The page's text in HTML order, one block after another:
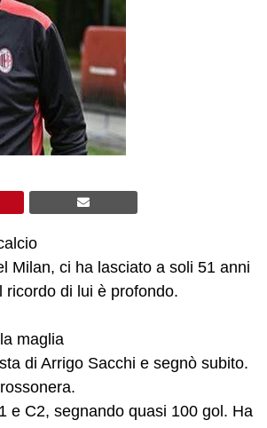
Milan, ci ha lasciato a soli 51 anni
di lui è profondo.
maglia
di Arrigo Sacchi e segnò subito.
e C2, segnando quasi 100 gol. Ha